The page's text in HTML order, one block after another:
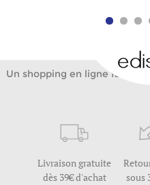
Un shopping en ligne facile
Livraison gratuite
dès 39€ d'achat
sous